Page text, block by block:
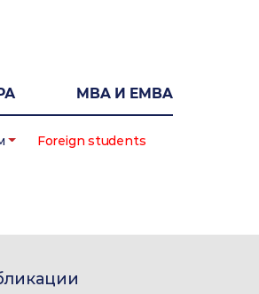
MBA И EMBA
Foreign students